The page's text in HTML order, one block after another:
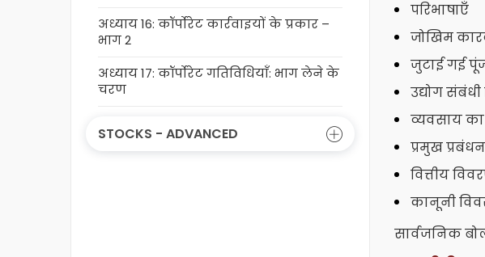
अध्याय 16: कॉर्पोरेट कार्रवाइयों के प्रकार –
भाग 2
अध्याय 17: कॉर्पोरेट गतिविधियाँ: भाग लेने के
चरण
STOCKS - ADVANCED
परिभाषाएँ
जोखिम
जुटाई गई
उद्योग संबंधी
व्यवसाय
प्रमुख
वित्तीय
कानूनी
सार्वजनिक